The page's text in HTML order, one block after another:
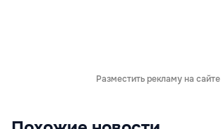
Разместить рекламу на сайте